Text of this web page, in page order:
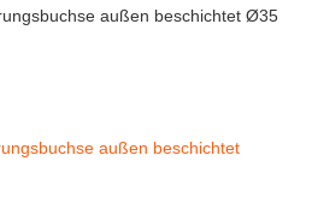
außen beschichtet